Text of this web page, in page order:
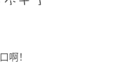
啊！